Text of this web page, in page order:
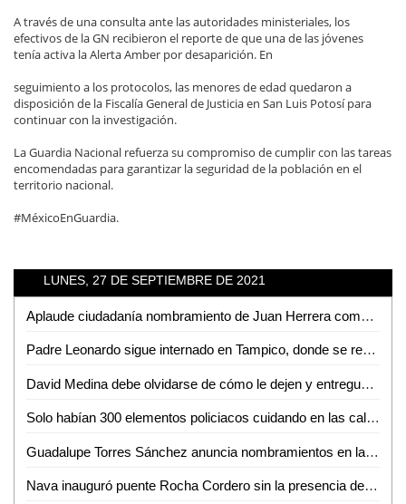
A través de una consulta ante las autoridades ministeriales, los
efectivos de la GN recibieron el reporte de que una de las jóvenes
tenía activa la Alerta Amber por desaparición. En
seguimiento a los protocolos, las menores de edad quedaron a
disposición de la Fiscalía General de Justicia en San Luis Potosí para
continuar con la investigación.
La Guardia Nacional refuerza su compromiso de cumplir con las tareas
encomendadas para garantizar la seguridad de la población en el
territorio nacional.
#MéxicoEnGuardia.
LUNES, 27 DE SEPTIEMBRE DE 2021
Aplaude ciudadanía nombramiento de Juan Herrera como próximo director de la policía municipal
Padre Leonardo sigue internado en Tampico, donde se recupera poco a poco
David Medina debe olvidarse de cómo le dejen y entreguen: Manuel Guerrero
Solo habían 300 elementos policiacos cuidando en las calles: RGC
Guadalupe Torres Sánchez anuncia nombramientos en la Secretaría General de Gobierno
Nava inauguró puente Rocha Cordero sin la presencia del Gobernador del Estado ni de los regidores panistas